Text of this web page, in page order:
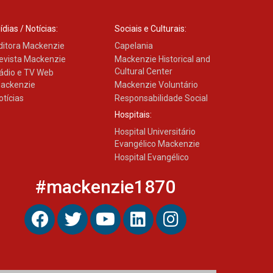
/ Notícias:
Mackenzie
Mackenzie
e TV Web
Sociais e Culturais:
Capelania
Mackenzie Historical and
Cultural Center
Mackenzie Voluntário
Responsabilidade Social
Hospitais:
Hospital Universitário
Evangélico Mackenzie
Hospital Evangélico
#mackenzie1870